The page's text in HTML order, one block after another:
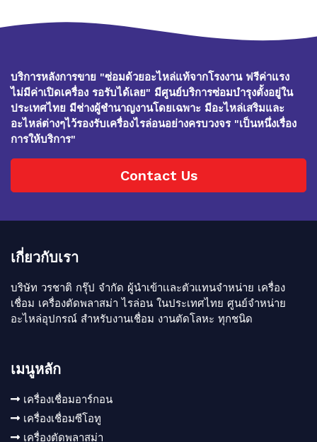
บริการหลังการขาย "ซ่อมด้วยอะไหล่แท้จากโรงงาน ฟรีค่าแรง
ไม่มีค่าเปิดเครื่อง รอรับได้เลย" มีศูนย์บริการซ่อมบำรุงตั้งอยู่ใน
ประเทศไทย มีช่างผู้ชำนาญงานโดยเฉพาะ มีอะไหล่เสริมและ
อะไหล่ต่างๆไว้รองรับเครื่องไรล่อนอย่างครบวงจร "เป็นหนึ่งเรื่อง
การให้บริการ"
Contact Us
เกี่ยวกับเรา
บริษัท วรชาติ กรุ๊ป จำกัด ผู้นำเข้าเเละตัวแทนจำหน่าย เครื่อง
เชื่อม เครื่องตัดพลาสม่า ไรล่อน ในประเทศไทย ศูนย์จำหน่าย
อะไหล่อุปกรณ์ สำหรับงานเชื่อม งานตัดโลหะ ทุกชนิด
เมนูหลัก
เครื่องเชื่อมอาร์กอน
เครื่องเชื่อมซีโอทู
เครื่องตัดพลาสม่า